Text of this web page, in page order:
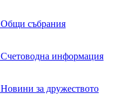
Общи събрания
Счетоводна информация
Новини за дружеството